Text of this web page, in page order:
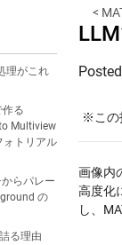
理がこれ
作る
Multiview
ォトリアル
らパレー
の
る理由
<
※この
画像内
高度化
し、